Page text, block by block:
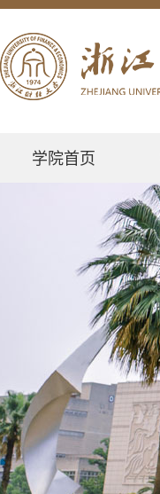
学院首页